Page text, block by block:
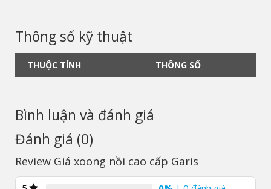
Thông số kỹ thuật
THUỘC TÍNH THÔNG SỐ
Bình luận và đánh giá
Đánh giá (0)
Review Giá xoong nồi cao cấp Garis